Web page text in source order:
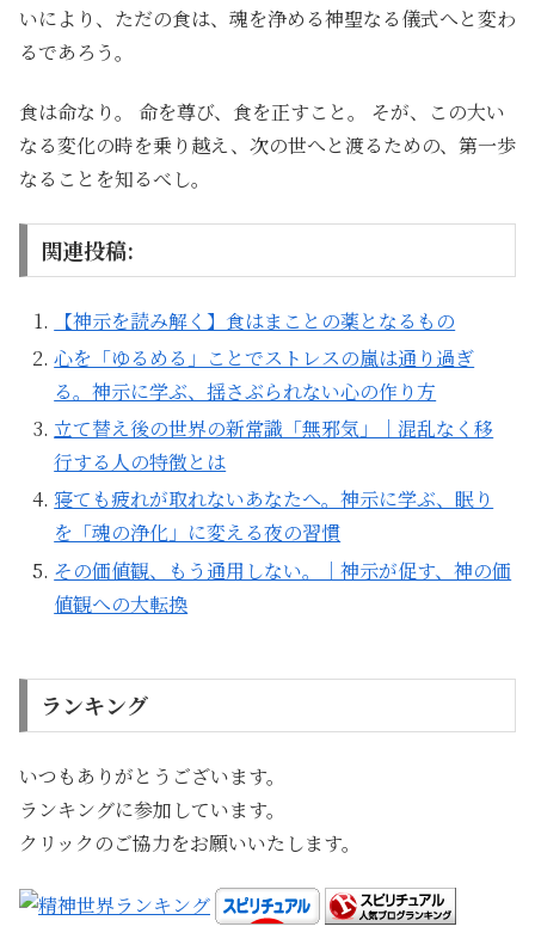
いにより、ただの食は、魂を浄める神聖なる儀式へと変わ
るであろう。
食は命なり。 命を尊び、食を正すこと。 そが、この大い
なる変化の時を乗り越え、次の世へと渡るための、第一歩
なることを知るべし。
関連投稿:
【神示を読み解く】食はまことの薬となるもの
心を「ゆるめる」ことでストレスの嵐は通り過ぎ
る。神示に学ぶ、揺さぶられない心の作り方
立て替え後の世界の新常識「無邪気」｜混乱なく移
行する人の特徴とは
寝ても疲れが取れないあなたへ。神示に学ぶ、眠り
を「魂の浄化」に変える夜の習慣
その価値観、もう通用しない。｜神示が促す、神の価
値観への大転換
ランキング
いつもありがとうございます。
ランキングに参加しています。
クリックのご協力をお願いいたします。